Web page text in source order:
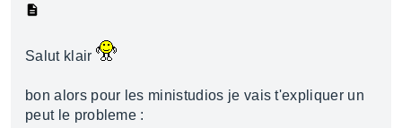
Salut klair
bon alors pour les ministudios je vais t'expliquer un
peut le probleme :